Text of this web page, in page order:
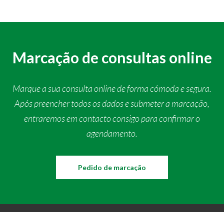
Marcação de consultas online
Marque a sua consulta online de forma cómoda e segura.
Após preencher todos os dados e submeter a marcação,
entraremos em contacto consigo para confirmar o
agendamento.
Pedido de marcação